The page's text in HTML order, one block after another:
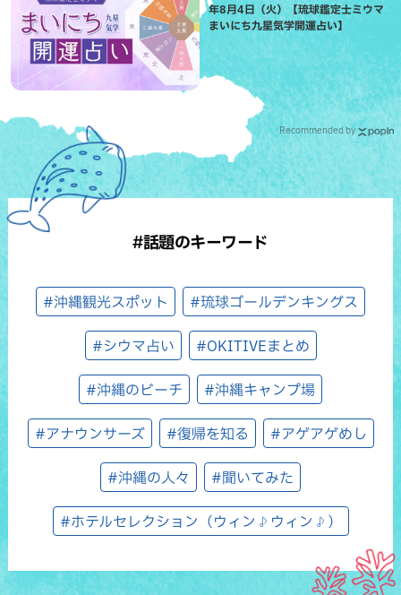
年8月4日（火）【琉球鑑定士ミウマ
まいにち九星気学開運占い】
Recommended by
#話題のキーワード
#沖縄観光スポット #琉球ゴールデンキングス
#シウマ占い #OKITIVEまとめ
#沖縄のビーチ #沖縄キャンプ場
#アナウンサーズ #復帰を知る #アゲアゲめし
#沖縄の人々 #聞いてみた
#ホテルセレクション（ウィン♪ウィン♪）